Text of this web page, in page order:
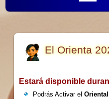
El Orienta
Estará disponible
Podrás Activar el